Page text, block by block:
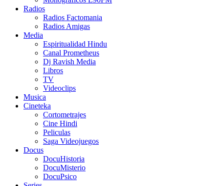
Radios
Radios Factomania
Radios Amigas
Media
Espiritualidad Hindu
Canal Prometheus
Dj Ravish Media
Libros
TV
Videoclips
Musica
Cineteka
Cortometrajes
Cine Hindi
Peliculas
Saga Videojuegos
Docus
DocuHistoria
DocuMisterio
DocuPsico